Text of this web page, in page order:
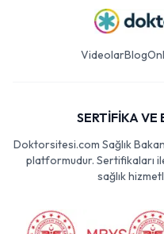
VideolarBlog
SERTİFİKA VE
Doktorsitesi.com Sağlık
platformudur. Sertifikaları
sağlık